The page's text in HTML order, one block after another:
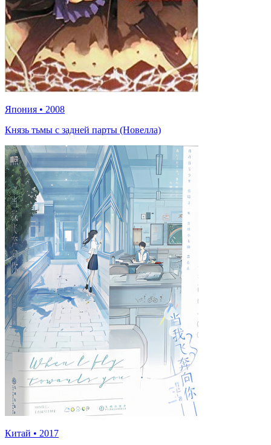
Япония • 2008
Князь тьмы с задней парты (Новелла)
Китай • 2017